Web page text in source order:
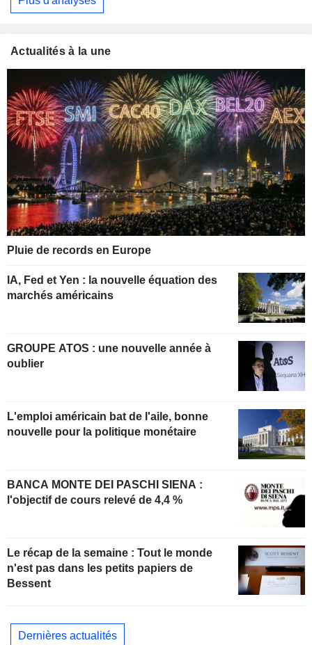
Actualités à la une
Pluie de records en Europe
IA, Fed et Yen : la nouvelle équation des
marchés américains
GROUPE ATOS : une nouvelle année à
oublier
L'emploi américain bat de l'aile, bonne
nouvelle pour la politique monétaire
BANCA MONTE DEI PASCHI SIENA :
l'objectif de cours relevé de 4,4 %
Le récap de la semaine : Tout le monde
n'est pas dans les petits papiers de
Bessent
Dernières actualités